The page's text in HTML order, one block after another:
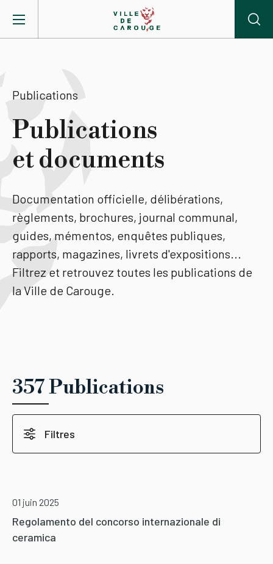
Mairie
Vie pratique
Actualités
Agenda
Lieux
CAROUGE SE CONSTRUIT
Publications
Publications
et documents
Documentation officielle, délibérations,
règlements, brochures, journal communal,
guides, mémentos, enquêtes publiques,
rapports, magazines, livrets d'expositions...
Filtrez et retrouvez toutes les publications de
la Ville de Carouge.
357 Publications
Filtres
Regolamento del concorso internazionale di
ceramica
01 juin 2025